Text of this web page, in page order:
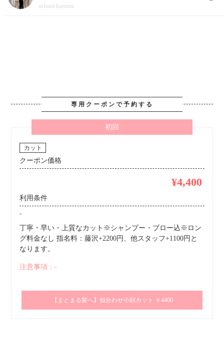
uchimi kazuma
専用クーポンで予約する
初回
カット
クーポン価格
¥4,400
利用条件
-
丁寧・早い・上質なカット※シャンプー・ブロー込※ロン
グ料金なし 指名料：藤沢+2200円、他スタッフ+1100円と
なります。
注意事項：-
【まとまる髪へ】似合わせ小顔カット ￥4400